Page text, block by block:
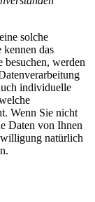
solche
das
besuchen, werden
individuelle
Wenn Sie nicht
Daten von Ihnen
natürlich